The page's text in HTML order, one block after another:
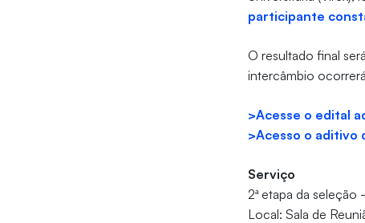
participante
O resultado final
intercâmbio
>Acesse o edital
>Acesso o aditivo
Serviço
2ª etapa da
Local: Sala de